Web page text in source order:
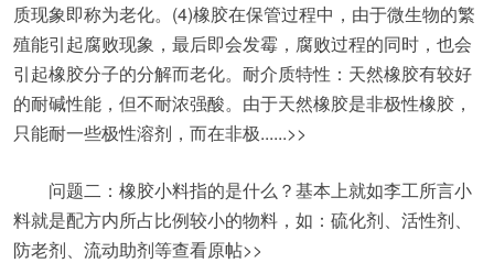
质现象即称为老化。(4)橡胶在保管过程中，由于微生物的繁
殖能引起腐败现象，最后即会发霉，腐败过程的同时，也会
引起橡胶分子的分解而老化。耐介质特性：天然橡胶有较好
的耐碱性能，但不耐浓强酸。由于天然橡胶是非极性橡胶，
只能耐一些极性溶剂，而在非极......>>
问题二：橡胶小料指的是什么？基本上就如李工所言小
料就是配方内所占比例较小的物料，如：硫化剂、活性剂、
防老剂、流动助剂等查看原帖>>